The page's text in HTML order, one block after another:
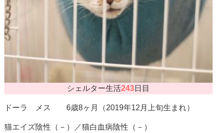
シェルター生活243日目
ドーラ メス 6歳8ヶ月（2019年12月上旬生まれ）
猫エイズ陰性（－）／猫白血病陰性（－）